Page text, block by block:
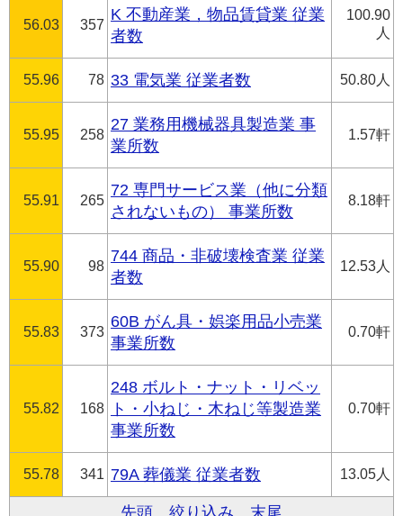
56.03 357
K 不動産業，物品賃貸業 従業
者数
100.90
人
55.96 78 33 電気業 従業者数 50.80人
55.95 258
27 業務用機械器具製造業 事
業所数
1.57軒
55.91 265
72 専門サービス業（他に分類
されないもの） 事業所数
8.18軒
55.90 98
744 商品・非破壊検査業 従業
者数
12.53人
55.83 373
60B がん具・娯楽用品小売業
事業所数
0.70軒
55.82 168
248 ボルト・ナット・リベッ
ト・小ねじ・木ねじ等製造業
事業所数
0.70軒
55.78 341 79A 葬儀業 従業者数 13.05人
先頭 絞り込み 末尾